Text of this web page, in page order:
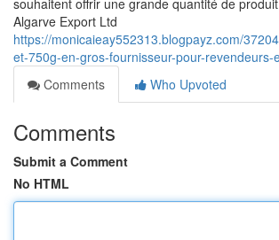
souhaitent offrir une grande quantité de
Algarve Export Ltd
https://monicaieay552313.blogpayz.com/
et-750g-en-gros-fournisseur-pour-revendeurs-
Comments
Who Upvoted
Comments
Submit a Comment
No HTML